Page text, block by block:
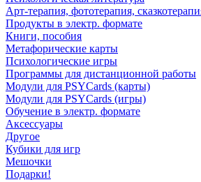
Арт-терапия, фототерапия,
Продукты в электр. формате
Книги, пособия
Метафорические карты
Психологические игры
Программы для дистанционной работы
Модули для PSYCards (карты)
Модули для PSYCards (игры)
Обучение в электр. формате
Аксессуары
Другое
Кубики для игр
Мешочки
Подарки!